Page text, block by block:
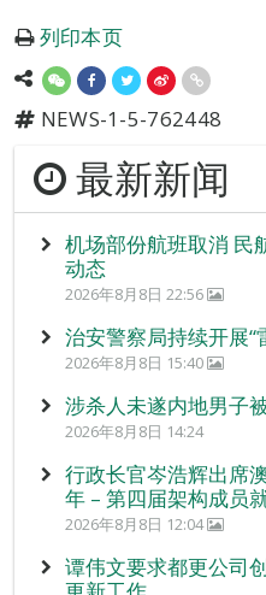
列印本页
NEWS-1-5-762448
最新新闻
机场部份航班取消 民
动态
2026年8月8日 22:56
治安警察局持续开展“
2026年8月8日 15:40
涉杀人未遂内地男子
2026年8月8日 14:24
行政长官岑浩辉出席
年 – 第四届架构成员
2026年8月8日 12:04
谭伟文要求都更公司